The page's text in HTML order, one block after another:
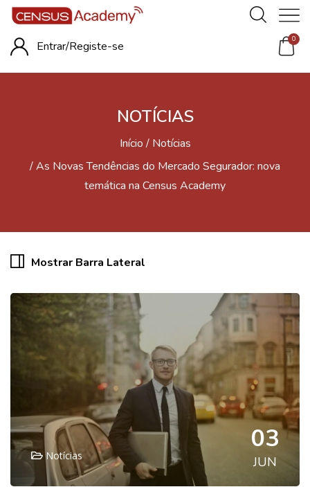
Entrar/Registe-se 0
NOTÍCIAS
Início
Notícias
As Novas Tendências do Mercado Segurador: nova
temática na Census Academy
Mostrar Barra Lateral
Notícias
03
JUN